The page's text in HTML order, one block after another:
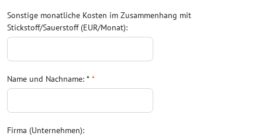
Sonstige monatliche Kosten im Zusammenhang mit
Stickstoff/Sauerstoff (EUR/Monat):
Name und Nachname: * *
Firma (Unternehmen):